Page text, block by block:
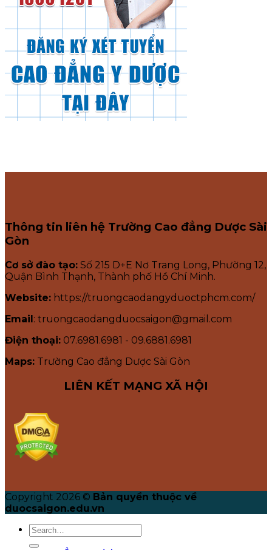
Thông tin liên hệ Trường Cao đẳng Dược Sài
Gòn
Cơ sở đào tạo: Số 215 D+E Nơ Trang Long, Phường 12,
Quận Bình Thạnh, Thành phố Hồ Chí Minh.
Website: https://truongcaodangyduoctphcm.com/
Email: truongcaodangduocsaigon@gmail.com
Điện thoại: 07.6981.6981 - 09.6881.6981
Maps: Trường Cao đẳng Dược Sài Gòn
LIÊN KẾT MẠNG XÃ HỘI
Copyright 2026 © Bản quyền thuộc về
duocsaigon.edu.vn